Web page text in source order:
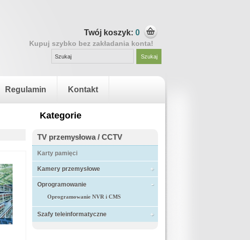
Twój koszyk: 0
Kupuj szybko bez zakładania konta!
Regulamin Kontakt
Kategorie
TV przemysłowa / CCTV
Karty pamięci
Kamery przemysłowe
Oprogramowanie
Oprogramowanie NVR i CMS
Szafy teleinformatyczne